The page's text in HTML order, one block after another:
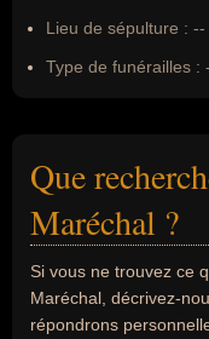
Lieu de sépulture : --
Type de funérailles :
Que
Maréchal ?
Si vous ne trouvez ce
Maréchal, décrivez-
répondrons